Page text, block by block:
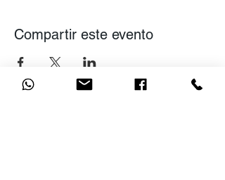
Compartir este evento